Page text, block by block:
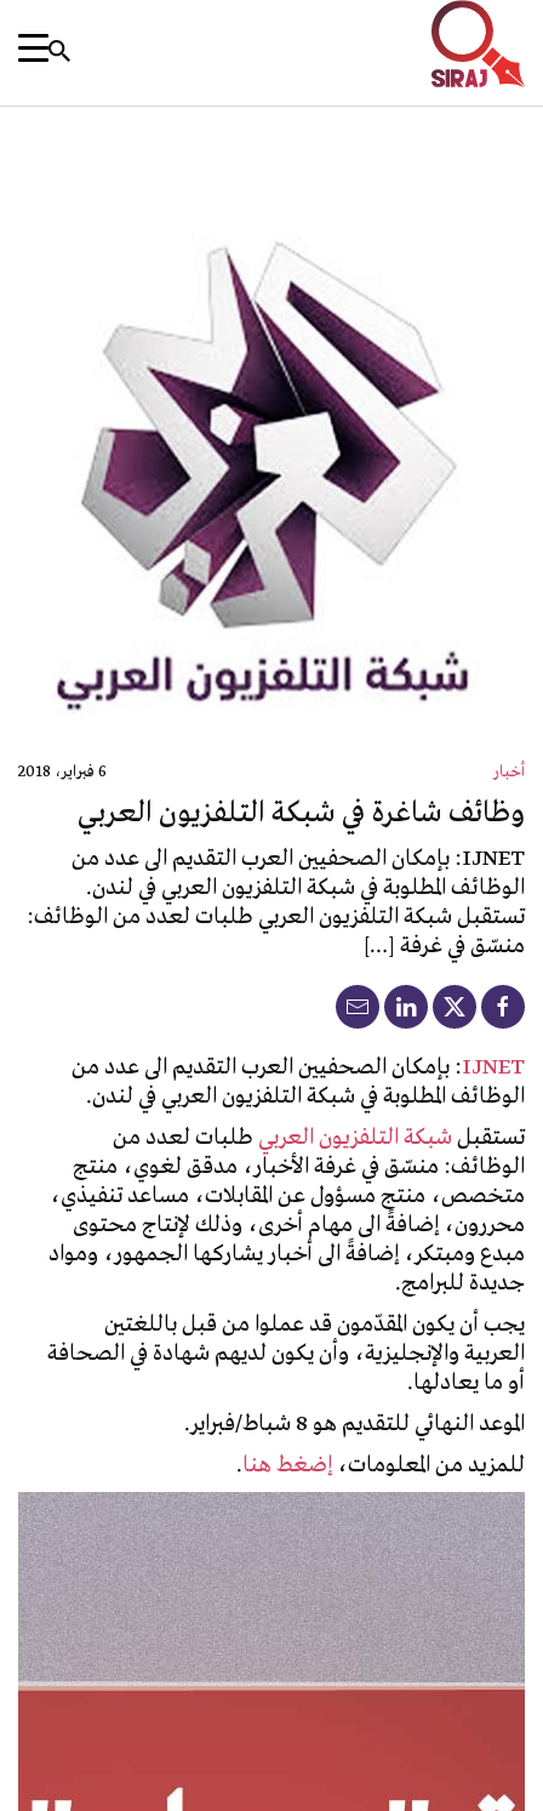
أخبار 6 فبراير، 2018
وظائف شاغرة في شبكة التلفزيون العربي
IJNET: بإمكان الصحفيين العرب التقديم الى عدد من
الوظائف المطلوبة في شبكة التلفزيون العربي في لندن.
تستقبل شبكة التلفزيون العربي طلبات لعدد من الوظائف:
منسّق في غرفة […]
IJNET: بإمكان الصحفيين العرب التقديم الى عدد من
الوظائف المطلوبة في شبكة التلفزيون العربي في لندن.
تستقبلشبكة التلفزيون العربي طلبات لعدد من
الوظائف: منسّق في غرفة الأخبار، مدقق لغوي، منتج
متخصص، منتج مسؤول عن المقابلات، مساعد تنفيذي،
محررون، إضافةً الى مهام أخرى، وذلك لإنتاج محتوى
مبدع ومبتكر، إضافةً الى أخبار يشاركها الجمهور، ومواد
جديدة للبرامج.
يجب أن يكون المقدّمون قد عملوا من قبل باللغتين
العربية والإنجليزية، وأن يكون لديهم شهادة في الصحافة
أو ما يعادلها.
الموعد النهائي للتقديم هو 8 شباط/فبراير.
للمزيد من المعلومات،إضغط هنا.